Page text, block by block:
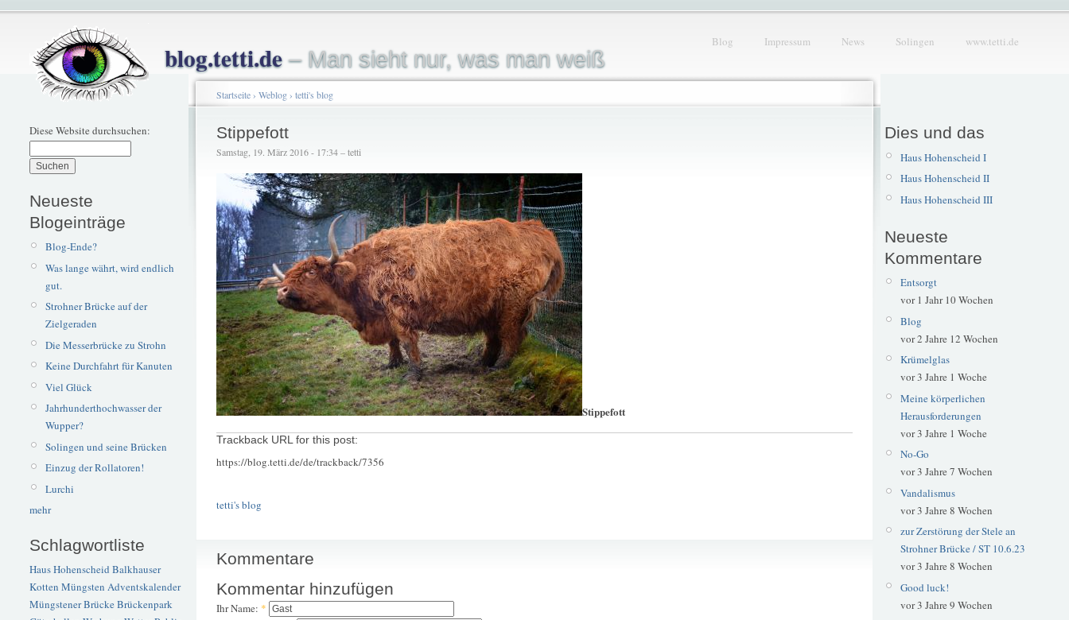
blog.tetti.de– Man sieht nur, was man weiß
Blog Impressum News Solingen www.tetti.de
Diese Website durchsuchen:
Neueste
Blogeinträge
Blog-Ende?
Was lange währt, wird endlich
gut.
Strohner Brücke auf der
Zielgeraden
Die Messerbrücke zu Strohn
Keine Durchfahrt für Kanuten
Viel Glück
Jahrhunderthochwasser der
Wupper?
Solingen und seine Brücken
Einzug der Rollatoren!
Lurchi
mehr
Schlagwortliste
Haus Hohenscheid Balkhauser
Kotten Müngsten Adventskalender
Müngstener BrückeBrückenpark
Startseite› Weblog› tetti's blog
Stippefott
Samstag, 19. März 2016 - 17:34 – tetti
Stippefott
Trackback URL for this post:
https://blog.tetti.de/de/trackback/7356
tetti's blog
Kommentare
Kommentar hinzufügen
Ihr Name: *
Dies und das
Haus Hohenscheid I
Haus Hohenscheid II
Haus Hohenscheid III
Neueste
Kommentare
Entsorgt
vor 1 Jahr 10 Wochen
Blog
vor 2 Jahre 12 Wochen
Krümelglas
vor 3 Jahre 1 Woche
Meine körperlichen
Herausforderungen
vor 3 Jahre 1 Woche
No-Go
vor 3 Jahre 7 Wochen
Vandalismus
vor 3 Jahre 8 Wochen
zur Zerstörung der Stele an
Strohner Brücke / ST 10.6.23
vor 3 Jahre 8 Wochen
Good luck!
vor 3 Jahre 9 Wochen